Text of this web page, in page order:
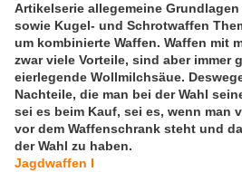
Artikelserie allegemeine
sowie Kugel- und Schrotwaffen
um kombinierte Waffen. Waffen mit
zwar viele Vorteile, sind aber immer
eierlegende Wollmilchsäue.
Nachteile, die man bei der Wahl
sei es beim Kauf, sei es, wenn man
vor dem Waffenschrank steht und
der Wahl zu haben.
Jagdwaffen I